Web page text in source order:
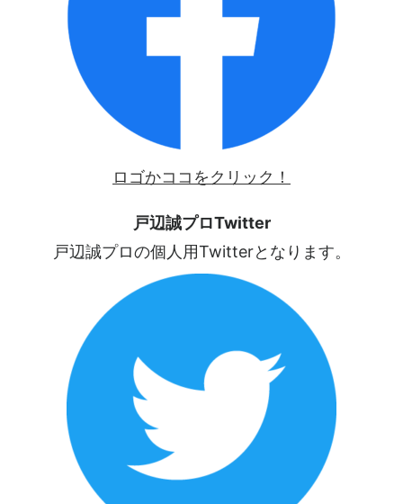
ロゴかココをクリック！
戸辺誠プロTwitter
戸辺誠プロの個人用Twitterとなります。